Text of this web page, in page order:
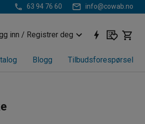
63 94 76 60 info@cowab.no
inn / Registrer deg
Blogg Tilbudsforespørsel